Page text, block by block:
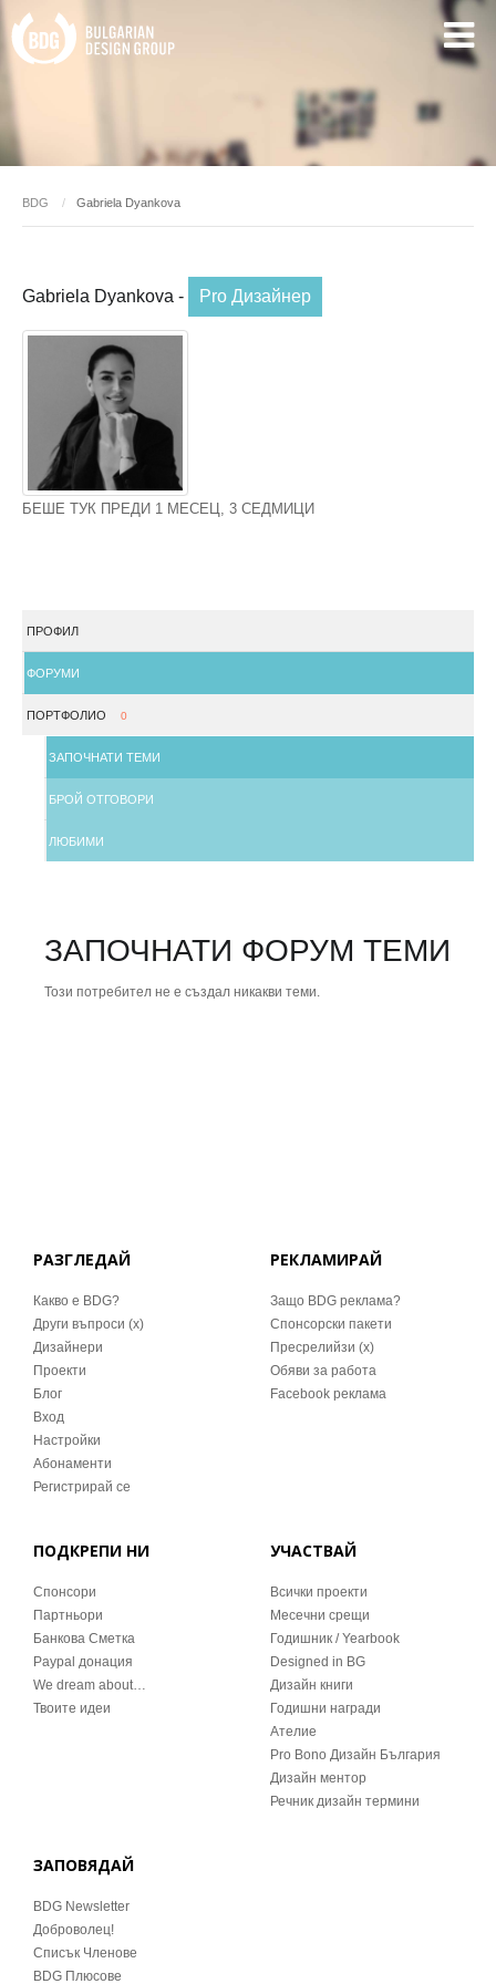
BDG Gabriela Dyankova
Gabriela Dyankova - Pro Дизайнер
БЕШЕ ТУК ПРЕДИ 1 МЕСЕЦ, 3 СЕДМИЦИ
ПРОФИЛ
ФОРУМИ
ПОРТФОЛИО 0
ЗАПОЧНАТИ ТЕМИ
БРОЙ ОТГОВОРИ
ЛЮБИМИ
ЗАПОЧНАТИ ФОРУМ ТЕМИ
Този потребител не е създал никакви теми.
РАЗГЛЕДАЙ
Какво е BDG?
Други въпроси (x)
Дизайнери
Проекти
Блог
Вход
Настройки
Абонаменти
Регистрирай се
РЕКЛАМИРАЙ
Защо BDG реклама?
Спонсорски пакети
Пресрелийзи (x)
Обяви за работа
Facebook реклама
ПОДКРЕПИ НИ
Спонсори
Партньори
Банкова Сметка
Paypal донация
We dream about…
Твоите идеи
УЧАСТВАЙ
Всички проекти
Месечни срещи
Годишник / Yearbook
Designed in BG
Дизайн книги
Годишни награди
Ателие
Pro Bono Дизайн България
Дизайн ментор
Речник дизайн термини
ЗАПОВЯДАЙ
BDG Newsletter
Доброволец!
Списък Членове
BDG Плюсове